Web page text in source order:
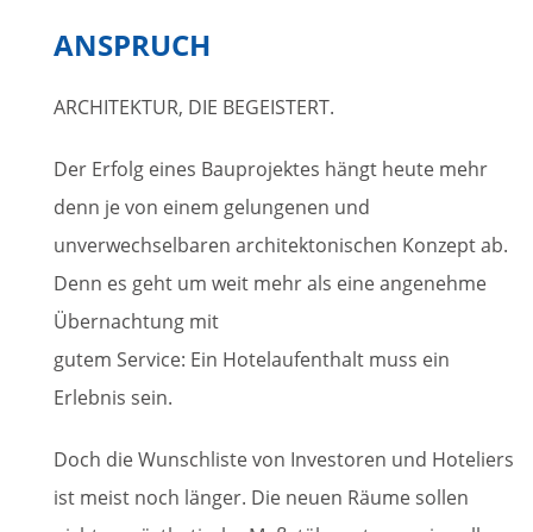
ANSPRUCH
ARCHITEKTUR, DIE BEGEISTERT.
Der Erfolg eines Bauprojektes hängt heute mehr
denn je von einem gelungenen und
unverwechselbaren architektonischen Konzept ab.
Denn es geht um weit mehr als eine angenehme
Übernachtung mit
gutem Service: Ein Hotelaufenthalt muss ein
Erlebnis sein.
Doch die Wunschliste von Investoren und Hoteliers
ist meist noch länger. Die neuen Räume sollen